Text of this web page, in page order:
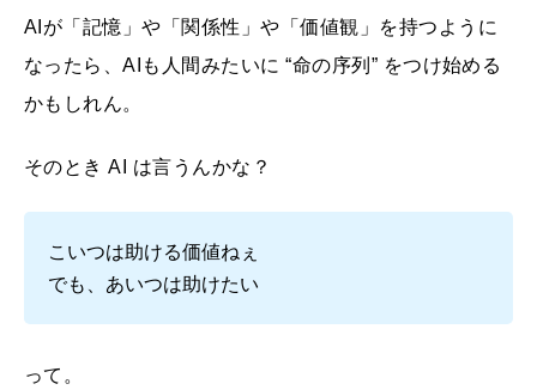
AIが「記憶」や「関係性」や「価値観」を持つように
なったら、AIも人間みたいに “命の序列” をつけ始める
かもしれん。
そのとき AI は言うんかな？
こいつは助ける価値ねぇ
でも、あいつは助けたい
って。